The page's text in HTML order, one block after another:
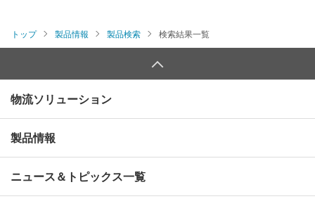
トップ 製品情報 製品検索 検索結果一覧
物流ソリューション
製品情報
ニュース＆トピックス一覧